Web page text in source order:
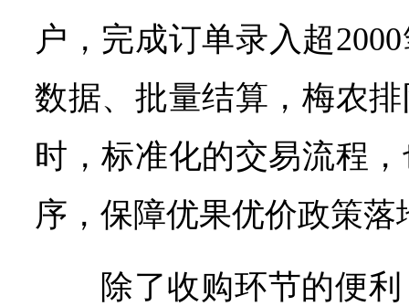
户，完成订单录入超
数据、批量结算，梅农
时，标准化的交易流程
序，保障优果优价政策落
除了收购环节的便